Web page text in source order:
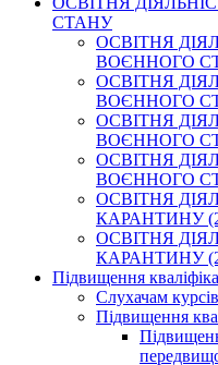
СТАНУ
ОСВІТНЯ
ВОЄННОГО
ОСВІТНЯ
ВОЄННОГО
ОСВІТНЯ
ВОЄННОГО
ОСВІТНЯ
ВОЄННОГО
ОСВІТНЯ
КАРАНТИНУ
ОСВІТНЯ
КАРАНТИНУ
Підвищення
Слухачам
Підвищення